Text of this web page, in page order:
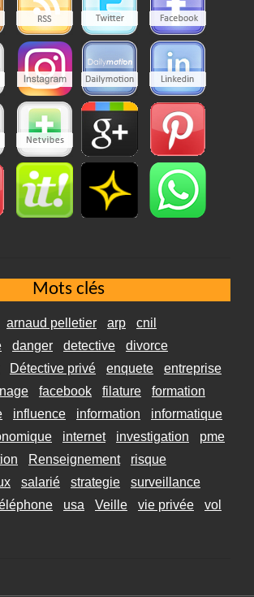
Mots clés
arnaud pelletier arp
cnil
danger detective
divorce
Détective privé enquete
entreprise
facebook filature
formation
influence information
informatique
internet investigation
pme
Renseignement
risque
salarié strategie
surveillance
usa Veille vie privée
vol